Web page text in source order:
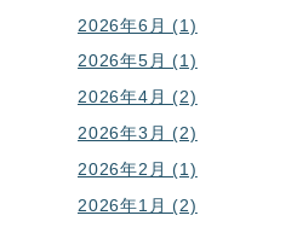
2026年6月 (1)
2026年5月 (1)
2026年4月 (2)
2026年3月 (2)
2026年2月 (1)
2026年1月 (2)